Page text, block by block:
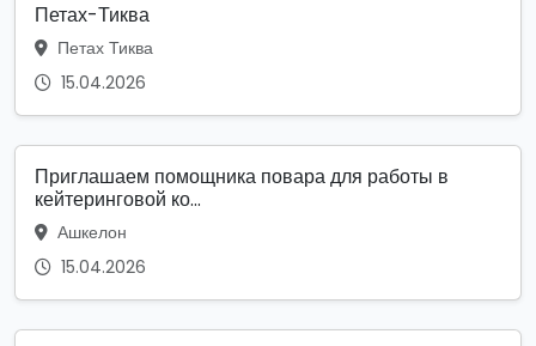
Петах-Тиква
Петах Тиква
15.04.2026
Приглашаем помощника повара для работы в
кейтеринговой ко...
Ашкелон
15.04.2026